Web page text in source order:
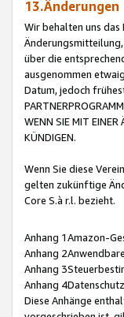
13.Änderungen
Wir behalten uns das
über die
ausgenommen
Datum, jedoch
WENN SIE MIT EINER
KÜNDIGEN.
Wenn Sie diese
gelten zukünftige
Core S.à r.l. bezieht.
Anhang 1Amazon-
Anhang
Anhang
Anhang
Diese Anhänge